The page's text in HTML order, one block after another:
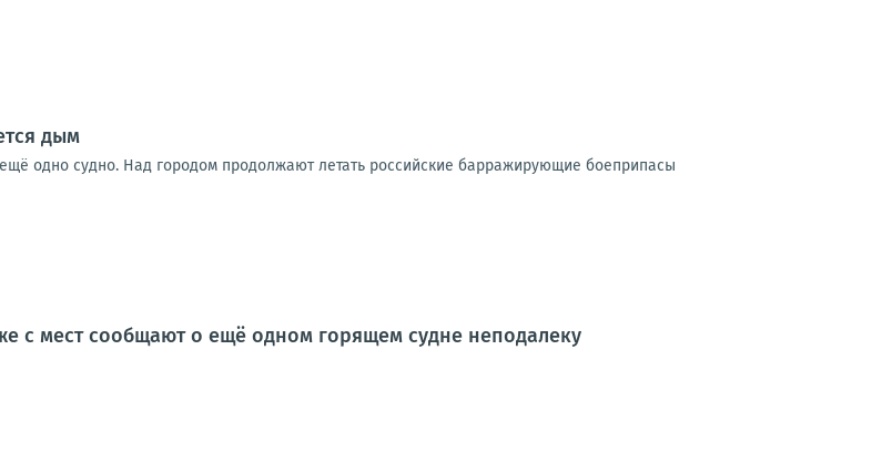
дым
одно судно. Над городом продолжают летать российские барражирующие боеприпасы
с мест сообщают о ещё одном горящем судне неподалеку